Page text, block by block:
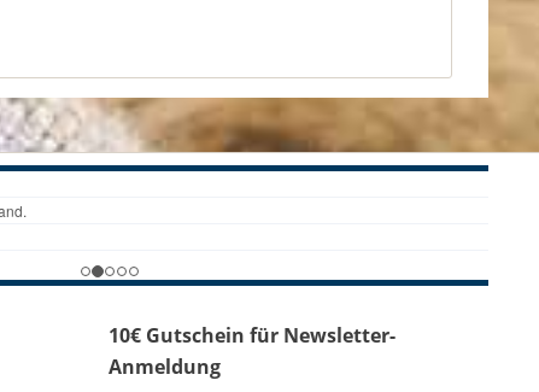
10€ Gutschein für Newsletter-
Anmeldung